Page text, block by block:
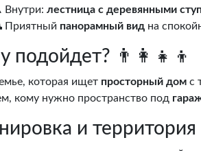
Внутри: лестница с деревянными
Приятный панорамный вид на
подойдет? 👨‍👩‍👧‍👦
которая ищет просторный дом с
кому нужно пространство под
и территория